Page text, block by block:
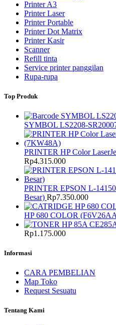
Printer A3
Printer Laser
Printer Portable
Printer Dot Matrix
Printer Kasir
Scanner
Refill tinta
Service printer panggilan
Rupa-rupa
Top Produk
SYMBOL LS2208-
PRINTER HP Color
Rp4.315.000
PRINTER EPSON L-
Besar) Rp7.350.000
HP 680 COLOR
Rp1.175.000
Informasi
CARA PEMBELIAN
Map Toko
Request Sesuatu
Tentang Kami